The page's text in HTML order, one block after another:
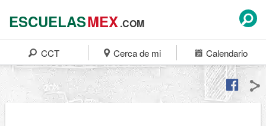
ESCUELASMEX.COM
CCT Cerca de mi Calendario